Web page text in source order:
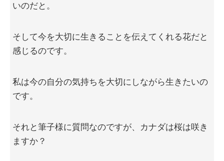
いのだと。
そして今を大切に生きることを伝えてくれる花だと
感じるのです。
私は今の自分の気持ちを大切にしながら生きたいの
です。
それと筆子様に質問なのですが、カナダは桜は咲き
ますか？